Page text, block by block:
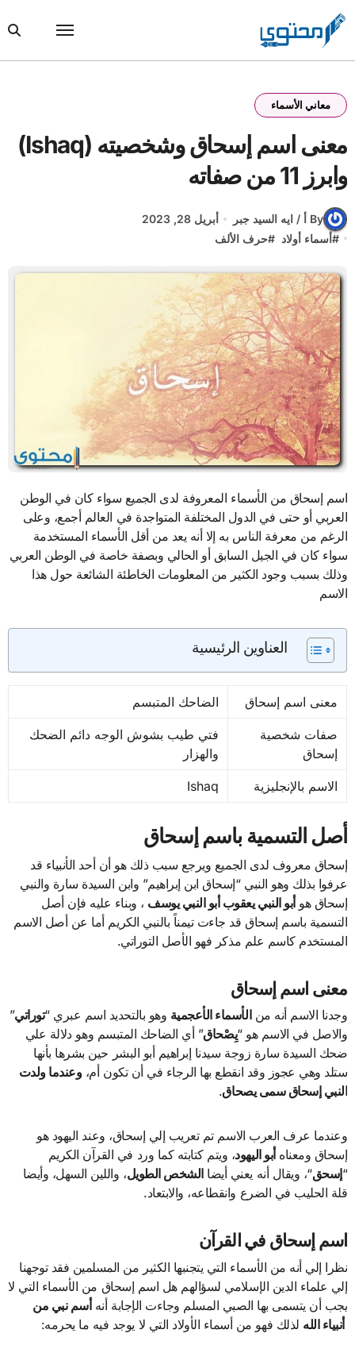
to
content
معاني الأسماء
معنى اسم إسحاق وشخصيته (Ishaq)
وابرز 11 من صفاته
By أ / ايه السيد جبر
أبريل 28, 2023
#أسماء أولاد #حرف الألف
اسم إسحاق من الأسماء المعروفة لدى الجميع سواء كان في الوطن
العربي أو حتى في الدول المختلفة المتواجدة في العالم أجمع، وعلى
الرغم من معرفة الناس به إلا أنه يعد من أقل الأسماء المستخدمة
سواء كان في الجيل السابق أو الحالي وبصفة خاصة في الوطن العربي
وذلك بسبب وجود الكثير من المعلومات الخاطئة الشائعة حول هذا
الاسم
العناوين الرئيسية
معنى اسم إسحاق الضاحك المتبسم
صفات شخصية
إسحاق
فتي طيب بشوش الوجه دائم الضحك
والهزار
الاسم بالإنجليزية Ishaq
أصل التسمية باسم إسحاق
إسحاق معروف لدى الجميع ويرجع سبب ذلك هو أن أحد الأنبياء قد
عرفوا بذلك وهو النبي “إسحاق ابن إبراهيم” وابن السيدة سارة والنبي
إسحاق هوأبو النبي يعقوب أبو النبي يوسف ، وبناء عليه فإن أصل
التسمية باسم إسحاق قد جاءت تيمناً بالنبي الكريم أما عن أصل الاسم
المستخدم كاسم علم مذكر فهو الأصل التوراتي.
معنى اسم إسحاق
وجدنا الاسم أنه منالأسماء الأعجمية وهو بالتحديد اسم عبري “توراتي”
والاصل في الاسم هو “يِصْحاق” أي الضاحك المتبسم وهو دلالة علي
ضحك السيدة سارة زوجة سيدنا إبراهيم أبو البشر حين بشرها بأنها
ستلد وهي عجوز وقد انقطع بها الرجاء في أن تكون أم،وعندما ولدت
النبي إسحاق سمى يصحاق.
وعندما عرف العرب الاسم تم تعريب إلي إسحاق، وعند اليهود هو
إسحاق ومعناه أبو اليهود، ويتم كتابته كما ورد في القرآن الكريم
“إسحق“، ويقال أنه يعني أيضاالشخص الطويل، واللين السهل، وأيضا
قلة الحليب في الضرع وانقطاعه، والابتعاد.
اسم إسحاق في القرآن
نظرا إلي أنه من الأسماء التي يتجنبها الكثير من المسلمين فقد توجهنا
إلي علماء الدين الإسلامي لسؤالهم هل اسم إسحاق من الأسماء التي لا
يجب أن يتسمى بها الصبي المسلم وجاءت الإجابة أنهأسم نبي من
أنبياء الله لذلك فهو من أسماء الأولاد التي لا يوجد فيه ما يحرمه: